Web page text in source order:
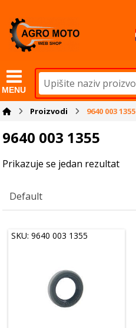
MENU
Proizvodi 9640 003 1355
9640 003 1355
Prikazuje se jedan rezultat
SKU: 9640 003 1355